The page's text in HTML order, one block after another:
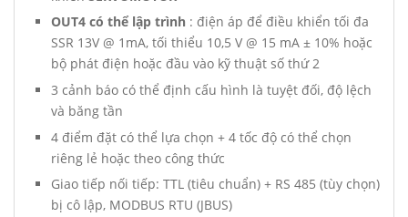
OUT4 có thể lập trình : điện áp để điều khiển tối đa
SSR 13V @ 1mA, tối thiểu 10,5 V @ 15 mA ± 10% hoặc
bộ phát điện hoặc đầu vào kỹ thuật số thứ 2
3 cảnh báo có thể định cấu hình là tuyệt đối, độ lệch
và băng tần
4 điểm đặt có thể lựa chọn + 4 tốc độ có thể chọn
riêng lẻ hoặc theo công thức
Giao tiếp nối tiếp: TTL (tiêu chuẩn) + RS 485 (tùy chọn)
bị cô lập, MODBUS RTU (JBUS)